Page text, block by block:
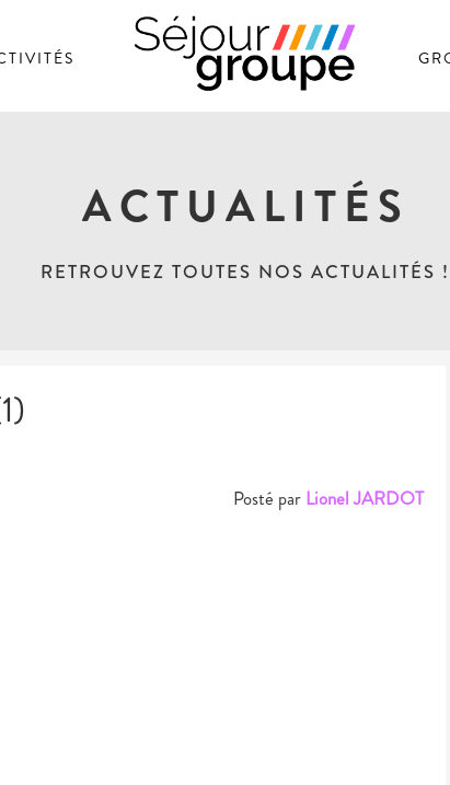
SÉJOUR GROUPE
ACTUALITÉS
RETROUVEZ TOUTES NOS ACTUALITÉS !
Posté par Lionel JARDOT